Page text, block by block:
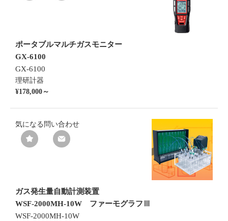
ポータブルマルチガスモニター
GX-6100
GX-6100
理研計器
¥178,000～
気になる 問い合わせ
ガス発生量自動計測装置
WSF-2000MH-10W ファーモグラフⅢ
WSF-2000MH-10W